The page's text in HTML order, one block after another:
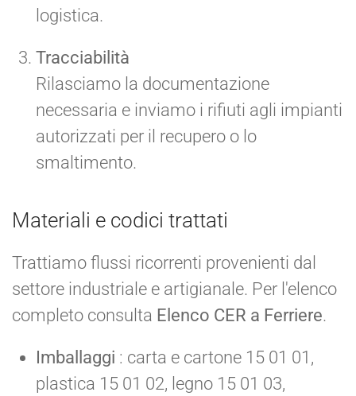
logistica.
Tracciabilità
Rilasciamo la documentazione
necessaria e inviamo i rifiuti agli impianti
autorizzati per il recupero o lo
smaltimento.
Materiali e codici trattati
Trattiamo flussi ricorrenti provenienti dal
settore industriale e artigianale. Per l'elenco
completo consulta Elenco CER a Ferriere.
Imballaggi : carta e cartone 15 01 01,
plastica 15 01 02, legno 15 01 03,